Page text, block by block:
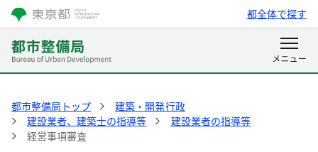
都全体で探す
都市整備局トップ
建築・開発行政
建設業者、建築士の指導等
建設業者の指導等
経営事項審査